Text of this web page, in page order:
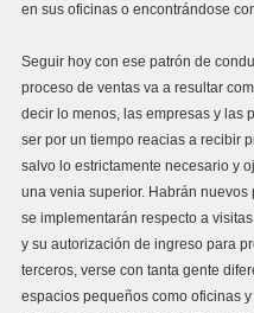
en sus oficinas o encontrándose
Seguir hoy con ese patrón de
proceso de ventas va a resultar
decir lo menos, las empresas y las
ser por un tiempo reacias a recibir
salvo lo estrictamente necesario y
una venia superior. Habrán nuevos
se implementarán respecto a
y su autorización de ingreso para
terceros, verse con tanta gente
espacios pequeños como oficinas